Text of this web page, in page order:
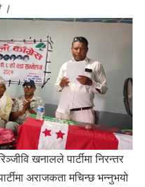
।
खनालले पार्टीमा निरन्तर
अराजकता मचिन्छ भन्नुभयो